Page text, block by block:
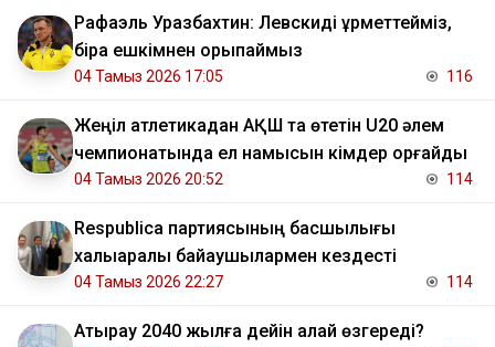
Рафаэль Уразбахтин: Левскиді құрметтейміз,
бірақ ешкімнен қорықпаймыз
04 Тамыз 2026 17:05 116
Жеңіл атлетикадан АҚШ та өтетін U20 әлем
чемпионатында ел намысын кімдер қорғайды
04 Тамыз 2026 20:52 114
Respublica партиясының басшылығы
халықаралық байқаушылармен кездесті
04 Тамыз 2026 22:27 114
Атырау 2040 жылға дейін қалай өзгереді?